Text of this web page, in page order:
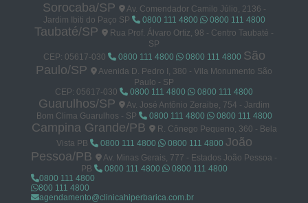
Sorocaba/SP
Av. Comendador Camilo Júlio, 2136 -
Jardim Ibiti do Paço SP
0800 111 4800 0800 111 4800
Taubaté/SP
Rua Prof. Álvaro Ortiz, 98 - Centro Taubaté -
SP
CEP: 05617-030
0800 111 4800 0800 111 4800 São
Paulo/SP
Avenida D. Pedro I, 380 - Vila Monumento São
Paulo - SP
CEP: 05617-030
0800 111 4800 0800 111 4800
Guarulhos/SP
Av. José Antônio Zeraibe, 754 - Jardim
Bom Clima Guarulhos - SP
0800 111 4800 0800 111 4800
Campina Grande/PB
R. Cônego Pequeno, 360 - Bela
Vista PB
0800 111 4800 0800 111 4800 João
Pessoa/PB
Av. Minas Gerais, 777 - Estados João Pessoa -
PB
0800 111 4800
0800 111 4800
0800 111 4800
800 111 4800
agendamento@clinicahiperbarica.com.br